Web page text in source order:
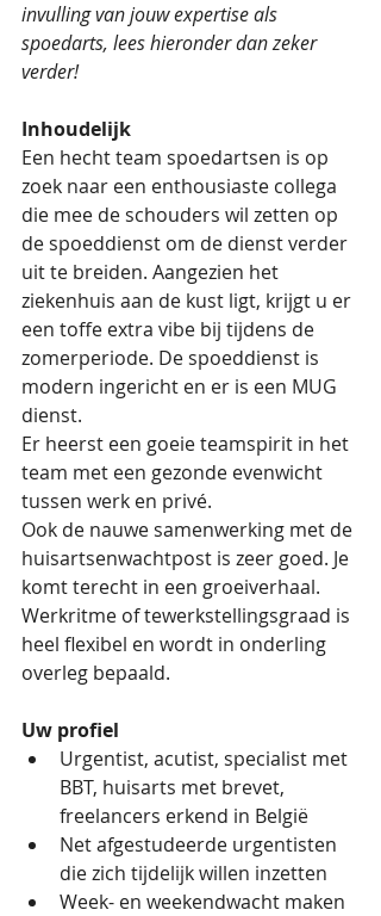
invulling van jouw expertise als
spoedarts, lees hieronder dan zeker
verder!
Inhoudelijk
Een hecht team spoedartsen is op
zoek naar een enthousiaste collega
die mee de schouders wil zetten op
de spoeddienst om de dienst verder
uit te breiden. Aangezien het
ziekenhuis aan de kust ligt, krijgt u er
een toffe extra vibe bij tijdens de
zomerperiode. De spoeddienst is
modern ingericht en er is een MUG
dienst.
Er heerst een goeie teamspirit in het
team met een gezonde evenwicht
tussen werk en privé.
Ook de nauwe samenwerking met de
huisartsenwachtpost is zeer goed. Je
komt terecht in een groeiverhaal.
Werkritme of tewerkstellingsgraad is
heel flexibel en wordt in onderling
overleg bepaald.
Uw profiel
Urgentist, acutist, specialist met
BBT, huisarts met brevet,
freelancers erkend in België
Net afgestudeerde urgentisten
die zich tijdelijk willen inzetten
Week- en weekendwacht maken